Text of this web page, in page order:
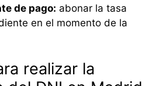
de pago: abonar la tasa
en el momento de la
realizar la